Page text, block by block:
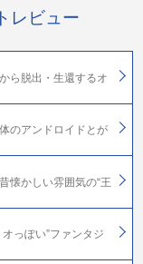
レビュー
ら脱出・生還するオ
のアンドロイドとが
懐かしい雰囲気の“王
っぽい”ファンタジ